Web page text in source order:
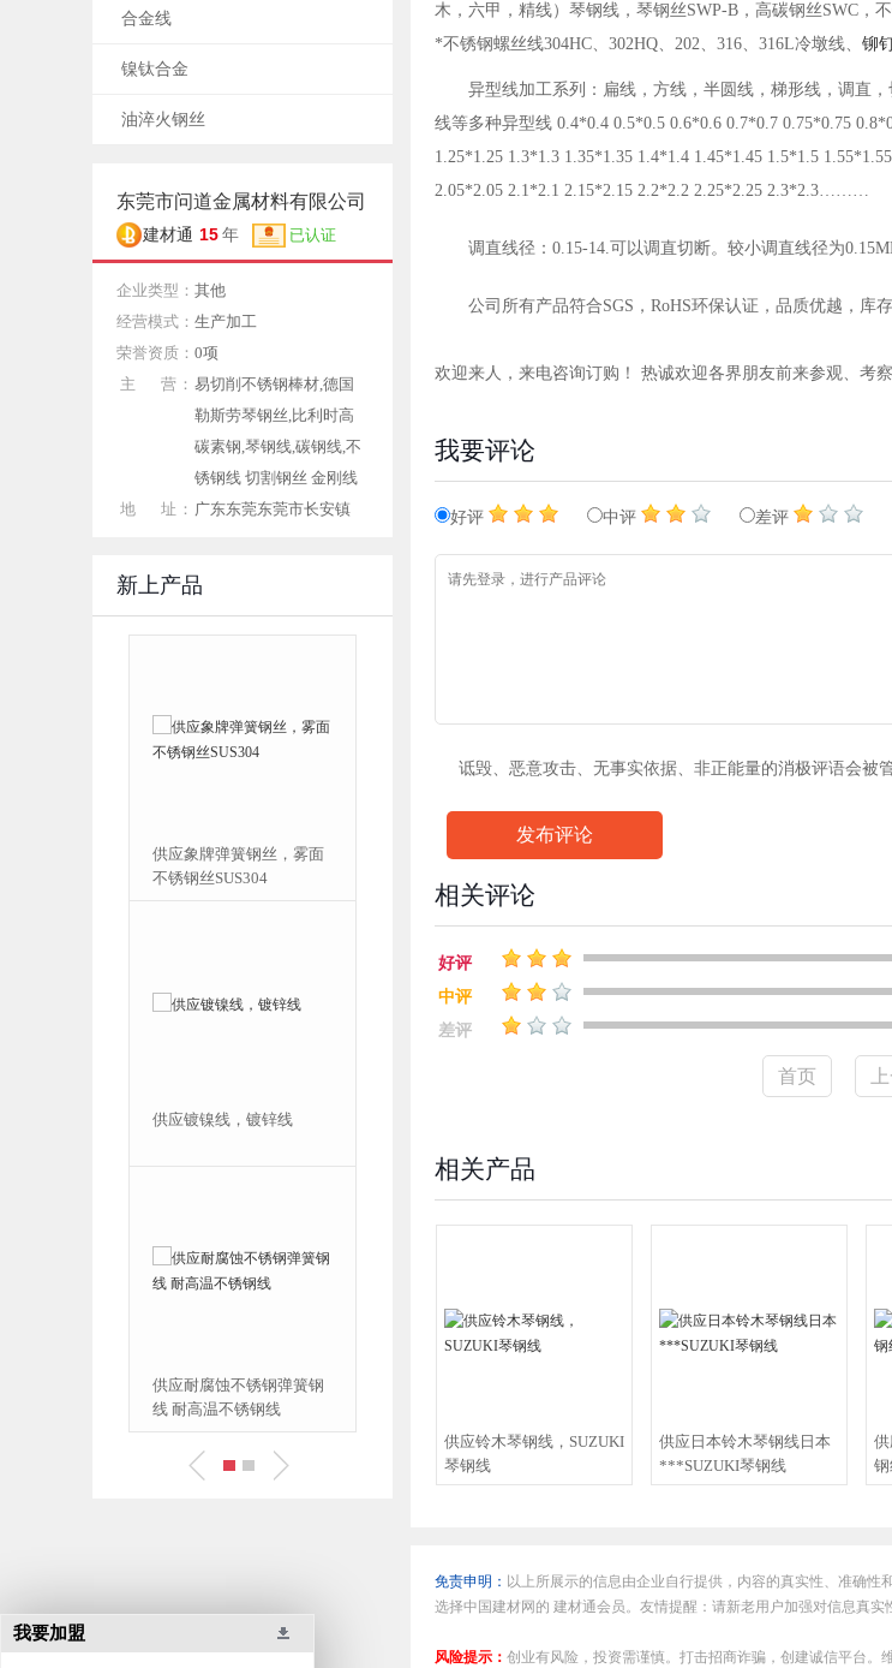
木，六甲，精线）琴钢线，琴钢丝SWP-B，高碳钢丝SWC，
*不锈钢螺丝线304HC、302HQ、202、316、316L冷墩线、 铆
异型线加工系列：扁线，方线，半圆线，梯形线，调直
线等多种异型线 0.4*0.4 0.5*0.5 0.6*0.6 0.7*0.7 0.75*0.75
1.25*1.25 1.3*1.3 1.35*1.35 1.4*1.4 1.45*1.45 1.5*1.5
2.05*2.05 2.1*2.1 2.15*2.15 2.2*2.2 2.25*2.25 2.3*2.3………
调直线径：0.15-14.可以调直切断。较小调直线径为
公司所有产品符合SGS，RoHS环保认证，品质优越，库
欢迎来人，来电咨询订购！ 热诚欢迎各界朋友前来参观、考察
我要评论
好评 中评 差评
诋毁、恶意攻击、无事实依据、非正能量的消极评语会被
发布评论
相关评论
好评
中评
差评
首页
相关产品
供应铃木琴钢线，SUZUKI
琴钢线
供应日本铃木琴钢线日本
***SUZUKI琴钢线
免责申明： 以上所展示的信息由企业自行提供，内容的真实性、准确
选择中国建材网的 建材通会员。友情提醒：请新老用户加强对信息真
风险提示： 创业有风险，投资需谨慎。打击招商诈骗，创建诚信平台。维
合金线
镍钛合金
油淬火钢丝
东莞市问道金属材料有限公司
建材通 15 年 已认证
企业类型： 其他
经营模式： 生产加工
荣誉资质： 0项
主 营： 易切削不锈钢棒材,德国
勒斯劳琴钢丝,比利时高
碳素钢,琴钢线,碳钢线,不
锈钢线 切割钢丝 金刚线
地 址： 广东东莞东莞市长安镇
新上产品
供应不锈钢毛细管，304
不锈钢方管价格表
供应不锈钢棒材不锈钢弹
供应 202 316 304 310不锈
钢弹簧丝
我要加盟